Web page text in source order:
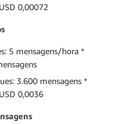
0,00072
5 mensagens/hora *
3.600 mensagens *
0,0036